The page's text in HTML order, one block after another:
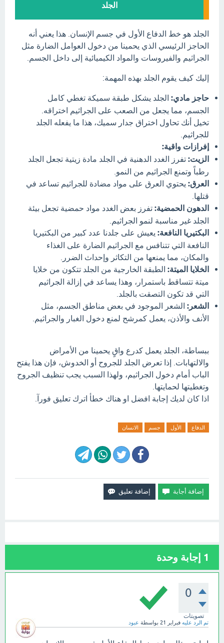
الجلد
الجلد هو خط الدفاع الأول في جسم الإنسان. هذا يعني أنه
الحاجز الرئيسي الذي يحمينا من دخول العوامل الضارة مثل
الجراثيم والفيروسات والمواد الكيميائية إلى داخل الجسم.
إليك كيف يقوم الجلد بهذه المهمة:
حاجز مادي: الجلد يشكل طبقة سميكة تغطي كامل
الجسم، مما يجعل من الصعب على الجراثيم اختراقه.
تخيل أنك تحاول اختراق جدار سميك، هذا ما يفعله الجلد
للجراثيم.
إفرازات واقية:
الزيت: تفرز الغدد الدهنية في الجلد مادة زيتية تجعل الجلد
رطباً وتمنع الجراثيم من النمو.
العرق: يحتوي العرق على مواد مضادة للجراثيم تساعد في
قتلها.
الدهون الحمضية: تفرز بعض الغدد مواد حمضية تجعل بيئة
الجلد غير مناسبة لنمو الجراثيم.
البكتيريا النافعة: يعيش على جلدنا عدد كبير من البكتيريا
النافعة التي تتنافس مع الجراثيم الضارة على الغذاء
والمكان، مما يمنعها من التكاثر وإحداث الضرر.
الخلايا الميتة: الطبقة الخارجية من الجلد تتكون من خلايا
ميتة تتساقط باستمرار، وهذا يساعد في إزالة الجراثيم
التي قد تكون التصقت بالجلد.
الشعر: الشعر الموجود في بعض مناطق الجسم، مثل
الأنف والأذن، يعمل كمرشح لمنع دخول الغبار والجراثيم.
ببساطة، الجلد يعمل كدرع واقٍ يحمينا من الأمراض
والالتهابات. إذا تعرض الجلد للجروح أو الخدوش، فإن هذا يفتح
الباب أمام دخول الجراثيم، ولهذا السبب يجب تنظيف الجروح
وتغطيتها لحمايتها.
اذا كان لديك إجابة افضل او هناك خطأ اترك تعليق فورآ.
الدفاع الأول جسم الانسان
1 إجابة وحدة
0
تصويتات
تم الرد عليه فبراير 21 بواسطة عبود